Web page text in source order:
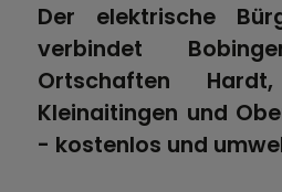
Stadtportrait
Stadtentwicklung
Stiftungen
Der elektrische
verbindet
Ortschaften
Kleinaitingen und
- kostenlos und